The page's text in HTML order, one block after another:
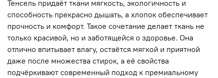
Тенсель придаёт ткани мягкость, экологичность и
способность прекрасно дышать, а хлопок обеспечивает
прочность и комфорт. Такое сочетание делает ткань не
только красивой, но и заботящейся о здоровье. Она
отлично впитывает влагу, остаётся мягкой и приятной
даже после множества стирок, а её свойства
подчёркивают современный подход к премиальному